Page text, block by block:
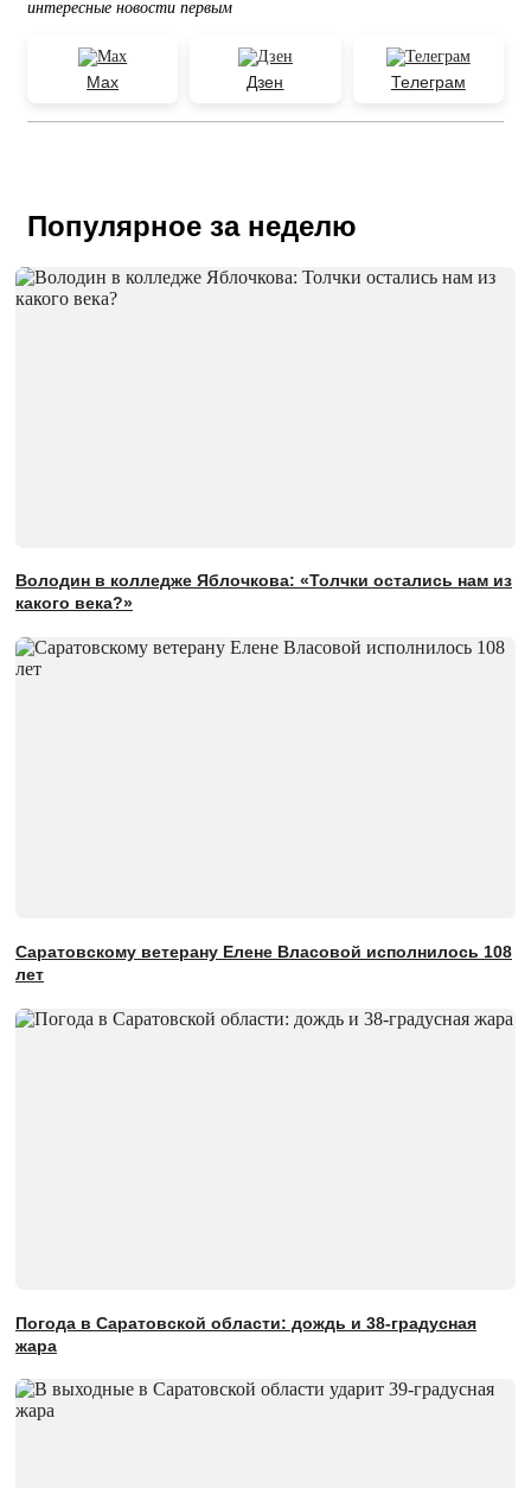
интересные новости первым
Max Дзен Телеграм
Популярное за неделю
Володин в колледже Яблочкова: «Толчки остались нам из
какого века?»
Саратовскому ветерану Елене Власовой исполнилось 108
лет
Погода в Саратовской области: дождь и 38-градусная
жара